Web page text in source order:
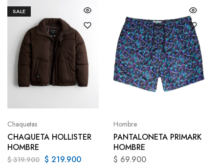
SALE
Chaquetas
CHAQUETA HOLLISTER
HOMBRE
$319.900 $ 219.900
Hombre
PANTALONETA PRIMARK
HOMBRE
$ 69.900